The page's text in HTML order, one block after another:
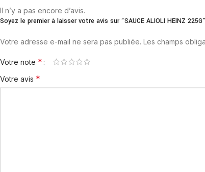
Il n’y a pas encore d’avis.
Soyez le premier à laisser votre avis sur “SAUCE ALIOLI HEINZ 225G”
Votre adresse e-mail ne sera pas publiée. Les champs
Votre note *
Votre avis *